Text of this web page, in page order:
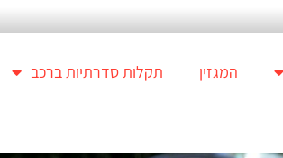
המגזין תקלות סדרתיות ברכב